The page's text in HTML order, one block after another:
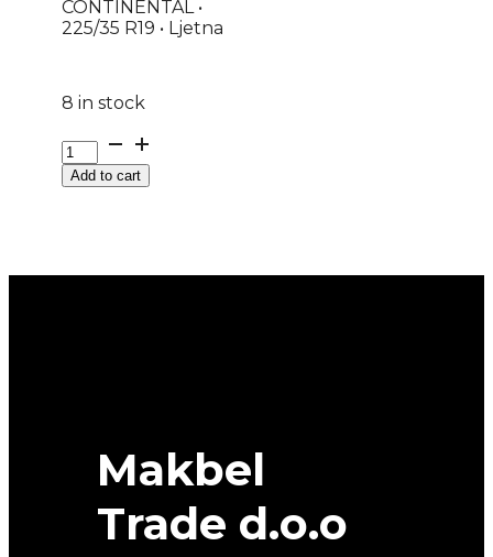
CONTINENTAL •
225/35 R19 • Ljetna
8 in stock
G225/35R19
88Y
XLAdd to cart
Makbel
Trade d.o.o